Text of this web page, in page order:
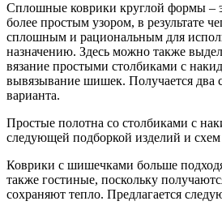
Сплошные коврики круглой формы –
более простым узором, в результате
сплошным и рациональным для
назначению. Здесь можно также
вязание простыми столбиками с
вывязывание шишек. Получается два
варианта.
Простые полотна со столбиками с
следующей подборкой изделий и
Коврики с шишечками больше
также гостиные, поскольку
сохраняют тепло. Предлагается